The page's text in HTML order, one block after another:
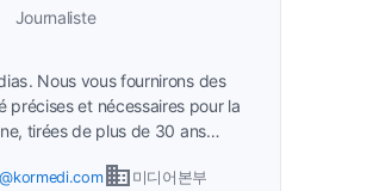
Journaliste
Nous vous fournirons des
précises et nécessaires pour la
tirées de plus de 30 ans
business 미디어본부